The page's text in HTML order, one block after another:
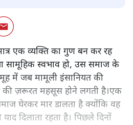
एक व्यक्ति का गुण बन कर रह
सामूहिक स्वभाव हो, उस समाज के
में जब मामूली इंसानियत की
की ज़रूरत महसूस होने लगती है।एक
घेरकर मार डालता है क्योंकि वह
दिलाता रहता है। पिछले दिनों